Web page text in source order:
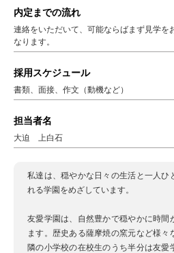
内定までの流れ
連絡をいただいて、可能ならばまず見学を
なります。
採用スケジュール
書類、面接、作文（動機など）
担当者名
大迫 上白石
私達は、穏やかな日々の生活と一人ひ
れる学園をめざしています。
友愛学園は、自然豊かで穏やかに時間
ます。歴史ある薩摩焼の窯元など様々
隣の小学校の在校生のうち半分は友愛